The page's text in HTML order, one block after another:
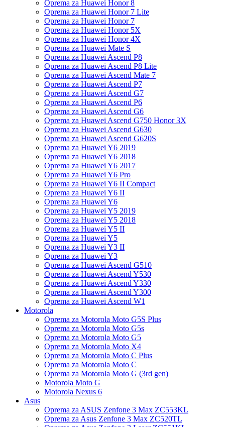
Oprema za Huawei Honor 8
Oprema za Huawei Honor 7 Lite
Oprema za Huawei Honor 7
Oprema za Huawei Honor 5X
Oprema za Huawei Honor 4X
Oprema za Huawei Mate S
Oprema za Huawei Ascend P8
Oprema za Huawei Ascend P8 Lite
Oprema za Huawei Ascend Mate 7
Oprema za Huawei Ascend P7
Oprema za Huawei Ascend G7
Oprema za Huawei Ascend P6
Oprema za Huawei Ascend G6
Oprema za Huawei Ascend G750 Honor 3X
Oprema za Huawei Ascend G630
Oprema za Huawei Ascend G620S
Oprema za Huawei Y6 2019
Oprema za Huawei Y6 2018
Oprema za Huawei Y6 2017
Oprema za Huawei Y6 Pro
Oprema za Huawei Y6 II Compact
Oprema za Huawei Y6 II
Oprema za Huawei Y6
Oprema za Huawei Y5 2019
Oprema za Huawei Y5 2018
Oprema za Huawei Y5 II
Oprema za Huawei Y5
Oprema za Huawei Y3 II
Oprema za Huawei Y3
Oprema za Huawei Ascend G510
Oprema za Huawei Ascend Y530
Oprema za Huawei Ascend Y330
Oprema za Huawei Ascend Y300
Oprema za Huawei Ascend W1
Motorola
Oprema za Motorola Moto G5S Plus
Oprema za Motorola Moto G5s
Oprema za Motorola Moto G5
Oprema za Motorola Moto X4
Oprema za Motorola Moto C Plus
Oprema za Motorola Moto C
Oprema za Motorola Moto G (3rd gen)
Motorola Moto G
Motorola Nexus 6
Asus
Oprema za ASUS Zenfone 3 Max ZC553KL
Oprema za Asus Zenfone 3 Max ZC520TL